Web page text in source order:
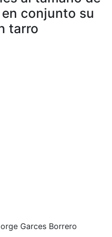
conjunto su
tarro
Garces Borrero